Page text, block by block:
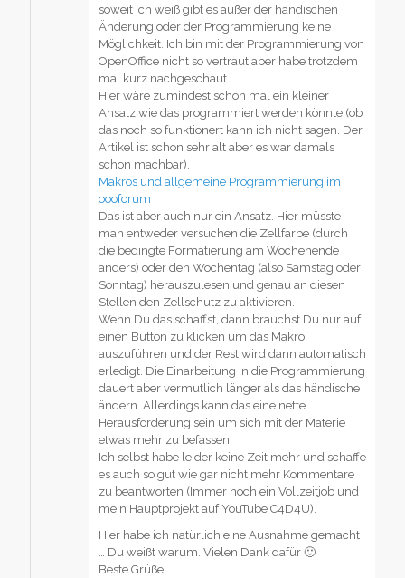
soweit ich weiß gibt es außer der händischen
Änderung oder der Programmierung keine
Möglichkeit. Ich bin mit der Programmierung von
OpenOffice nicht so vertraut aber habe trotzdem
mal kurz nachgeschaut.
Hier wäre zumindest schon mal ein kleiner
Ansatz wie das programmiert werden könnte (ob
das noch so funktionert kann ich nicht sagen. Der
Artikel ist schon sehr alt aber es war damals
schon machbar).
Makros und allgemeine Programmierung im
oooforum
Das ist aber auch nur ein Ansatz. Hier müsste
man entweder versuchen die Zellfarbe (durch
die bedingte Formatierung am Wochenende
anders) oder den Wochentag (also Samstag oder
Sonntag) herauszulesen und genau an diesen
Stellen den Zellschutz zu aktivieren.
Wenn Du das schaffst, dann brauchst Du nur auf
einen Button zu klicken um das Makro
auszuführen und der Rest wird dann automatisch
erledigt. Die Einarbeitung in die Programmierung
dauert aber vermutlich länger als das händische
ändern. Allerdings kann das eine nette
Herausforderung sein um sich mit der Materie
etwas mehr zu befassen.
Ich selbst habe leider keine Zeit mehr und schaffe
es auch so gut wie gar nicht mehr Kommentare
zu beantworten (Immer noch ein Vollzeitjob und
mein Hauptprojekt auf YouTube C4D4U).
Hier habe ich natürlich eine Ausnahme gemacht
… Du weißt warum. Vielen Dank dafür 🙂
Beste Grüße